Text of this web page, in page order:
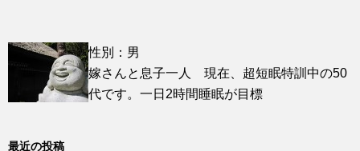
性別：男
嫁さんと息子一人 現在、超短眠特訓中の50
代です。一日2時間睡眠が目標
最近の投稿